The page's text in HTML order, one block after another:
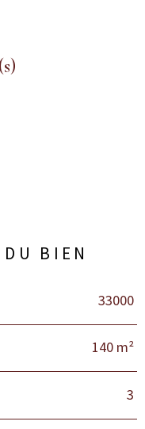
BIEN
33000
140 m²
3